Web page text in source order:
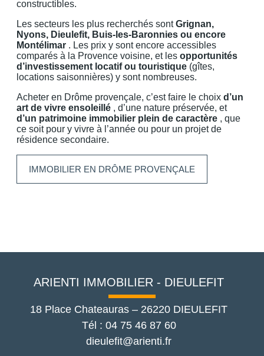
constructibles.
Les secteurs les plus recherchés sontGrignan,
Nyons, Dieulefit, Buis-les-Baronnies ou encore
Montélimar . Les prix y sont encore accessibles
comparés à la Provence voisine, et les opportunités
d’investissement locatif ou touristique(gîtes,
locations saisonnières) y sont nombreuses.
Acheter en Drôme provençale, c’est faire le choix d’un
art de vivre ensoleillé , d’une nature préservée, et
d’un patrimoine immobilier plein de caractère , que
ce soit pour y vivre à l’année ou pour un projet de
résidence secondaire.
IMMOBILIER EN DRÔME PROVENÇALE
ARIENTI IMMOBILIER - DIEULEFIT
18 Place Chateauras – 26220 DIEULEFIT
Tél : 04 75 46 87 60
dieulefit@arienti.fr